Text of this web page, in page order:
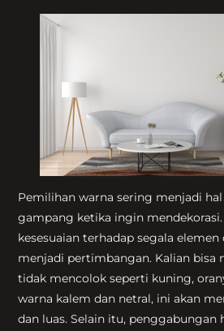
Pemilihan warna sering menjadi
gampang ketika ingin
kesesuaian terhadap segala
menjadi pertimbangan. Kalian bisa
tidak mencolok seperti kuning,
warna kalem dan netral, ini akan
dan luas. Selain itu,